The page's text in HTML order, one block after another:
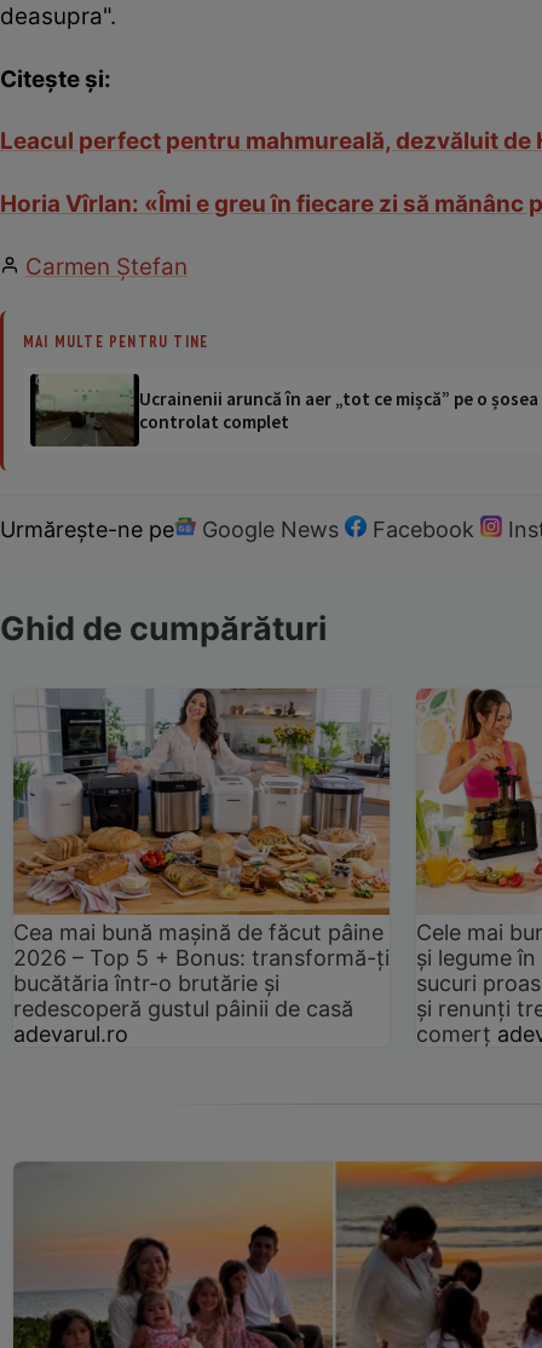
deasupra".
Citește și:
Leacul perfect pentru mahmureală, dezvăluit
Horia Vîrlan: «Îmi e greu în fiecare zi să mănânc
Carmen Ştefan
MAI MULTE PENTRU TINE
Ucrainenii aruncă în aer „tot ce mișcă” pe o
controlat complet
Urmărește-ne pe Google News Facebook
Ghid de cumpărături
Cea mai bună mașină de făcut pâine
2026 – Top 5 + Bonus: transformă-ți
bucătăria într-o brutărie și
redescoperă gustul pâinii de casă
adevarul.ro
Cele mai
și legume
sucuri
și renunți
comerț